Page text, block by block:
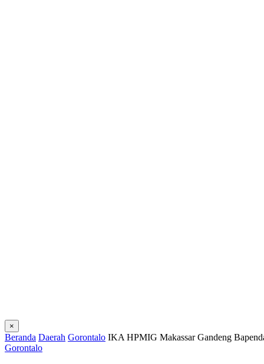
×
Beranda Daerah Gorontalo IKA HPMIG Makassar Gandeng
Gorontalo